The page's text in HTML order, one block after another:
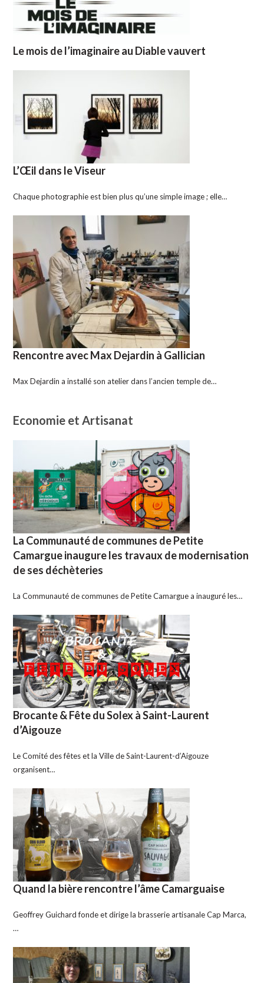
Le mois de l’imaginaire au Diable vauvert
L’Œil dans le Viseur
Chaque photographie est bien plus qu’une simple image ; elle…
Rencontre avec Max Dejardin à Gallician
Max Dejardin a installé son atelier dans l’ancien temple de…
Economie et Artisanat
La Communauté de communes de Petite
Camargue inaugure les travaux de modernisation
de ses déchèteries
La Communauté de communes de Petite Camargue a inauguré les…
Brocante & Fête du Solex à Saint-Laurent
d’Aigouze
Le Comité des fêtes et la Ville de Saint-Laurent-d’Aigouze
organisent…
Quand la bière rencontre l’âme Camarguaise
Geoffrey Guichard fonde et dirige la brasserie artisanale Cap Marca,
…